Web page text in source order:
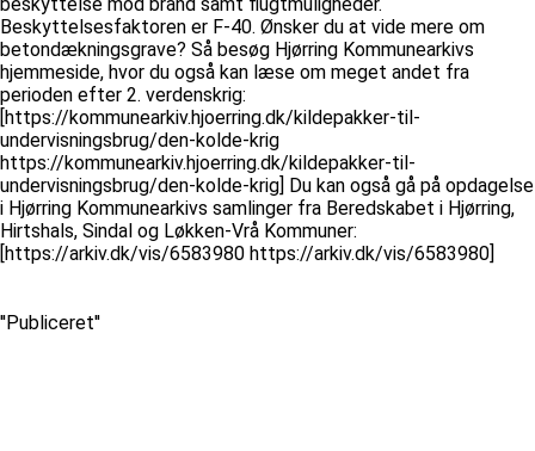
Beskyttelsesfaktoren er F-40. Ønsker du at vide mere om
betondækningsgrave? Så besøg Hjørring Kommunearkivs
hjemmeside, hvor du også kan læse om meget andet fra
perioden efter 2. verdenskrig:
[https://kommunearkiv.hjoerring.dk/kildepakker-til-
undervisningsbrug/den-kolde-krig
https://kommunearkiv.hjoerring.dk/kildepakker-til-
undervisningsbrug/den-kolde-krig] Du kan også gå på opdagelse
i Hjørring Kommunearkivs samlinger fra Beredskabet i Hjørring,
Hirtshals, Sindal og Løkken-Vrå Kommuner:
[https://arkiv.dk/vis/6583980 https://arkiv.dk/vis/6583980]
''Publiceret''